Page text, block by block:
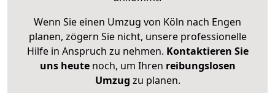
Wenn Sie einen Umzug von Köln nach Engen
planen, zögern Sie nicht, unsere professionelle
Hilfe in Anspruch zu nehmen. Kontaktieren Sie
uns heutenoch, um Ihren reibungslosen
Umzug zu planen.